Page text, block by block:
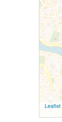
Leaflet